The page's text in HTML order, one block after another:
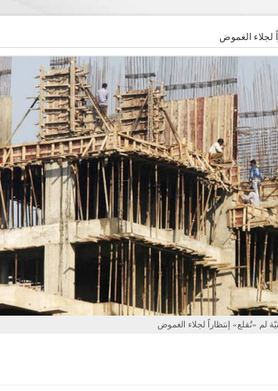
لجلاء الغموض
لم «تُقلع» إنتظاراً لجلاء الغموض